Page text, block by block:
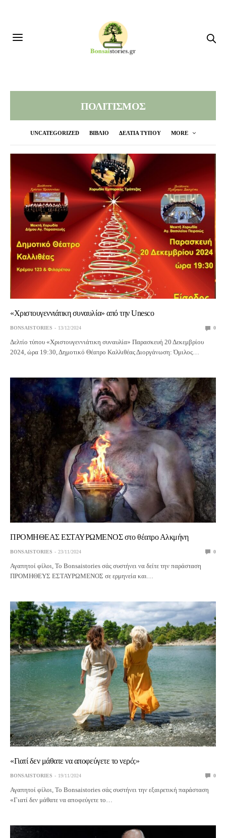
ΠΟΛΙΤΙΣΜΟΣ
UNCATEGORIZED ΒΙΒΛΙΟ ΔΕΛΤΙΑ ΤΥΠΟΥ MORE
«Χριστουγεννιάτικη συναυλία» από την Unesco
BONSAISTORIES 13/12/2024 0
Δελτίο τύπου «Χριστουγεννιάτικη συναυλία» Παρασκευή 20 Δεκεμβρίου
2024, ώρα 19:30, Δημοτικό Θέατρο Καλλιθέας Διοργάνωση: Όμιλος…
ΠΡΟΜΗΘΕΑΣ ΕΣΤΑΥΡΩΜΕΝΟΣ στο θέατρο Αλκμήνη
BONSAISTORIES 23/11/2024 0
Αγαπητοί φίλοι, Το Bonsaistories σάς συστήνει να δείτε την παράσταση
ΠΡΟΜΗΘΕΥΣ ΕΣΤΑΥΡΩΜΕΝΟΣ σε ερμηνεία και…
«Γιατί δεν μάθατε να αποφεύγετε το νερό;»
BONSAISTORIES 19/11/2024 0
Αγαπητοί φίλοι, Το Bonsaistories σάς συστήνει την εξαιρετική παράσταση
«Γιατί δεν μάθατε να αποφεύγετε το…